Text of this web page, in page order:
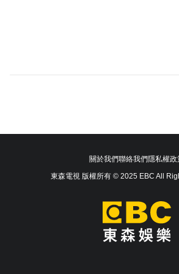
關於我們聯絡我們隱私權政
東森電視 版權所有 © 2025 EBC All